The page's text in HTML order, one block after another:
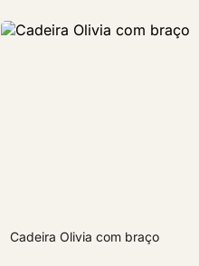
Cadeira Olivia com braço